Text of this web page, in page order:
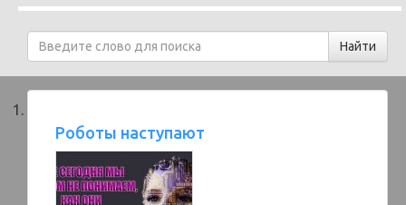
Роботы наступают